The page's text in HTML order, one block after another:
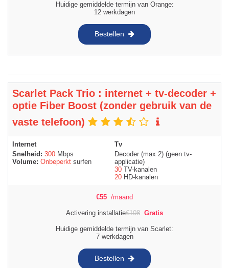
Huidige gemiddelde termijn van Orange:
12 werkdagen
Bestellen
Scarlet Pack Trio : internet + tv-decoder +
optie Fiber Boost (zonder gebruik van de
vaste telefoon)
Internet
Snelheid: 300 Mbps
Volume: Onbeperkt surfen
Tv
Decoder (max 2) (geen tv-
applicatie)
30 TV-kanalen
20 HD-kanalen
€55 /maand
Activering installatie€108 Gratis
Huidige gemiddelde termijn van Scarlet:
7 werkdagen
Bestellen